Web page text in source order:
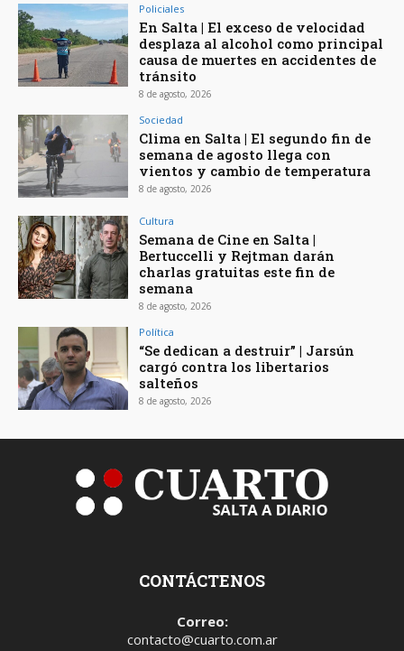
Policiales
En Salta | El exceso de velocidad
desplaza al alcohol como principal
causa de muertes en accidentes de
tránsito
8 de agosto, 2026
Sociedad
Clima en Salta | El segundo fin de
semana de agosto llega con
vientos y cambio de temperatura
8 de agosto, 2026
Cultura
Semana de Cine en Salta |
Bertuccelli y Rejtman darán
charlas gratuitas este fin de
semana
8 de agosto, 2026
Política
“Se dedican a destruir” | Jarsún
cargó contra los libertarios
salteños
8 de agosto, 2026
CONTÁCTENOS
Correo:
contacto@cuarto.com.ar